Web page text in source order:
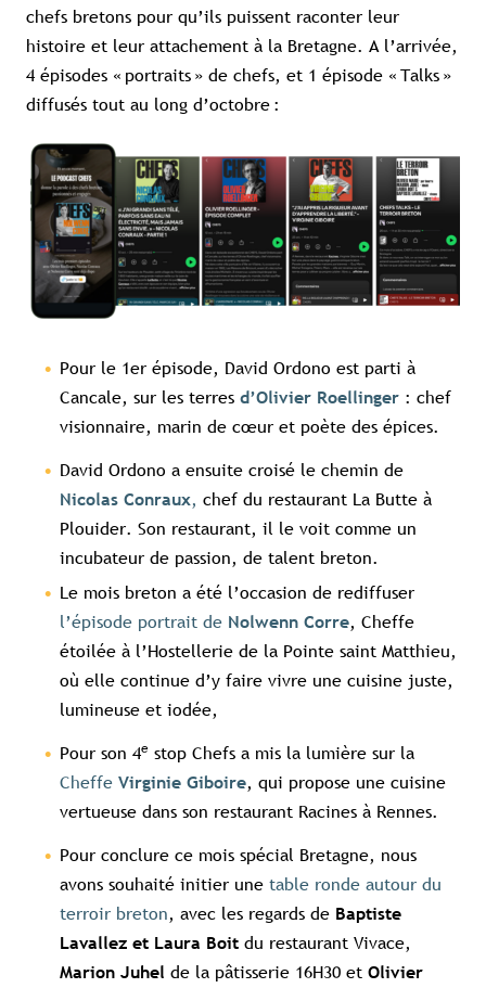
chefs bretons pour qu’ils puissent raconter leur
histoire et leur attachement à la Bretagne. A l’arrivée,
4 épisodes « portraits » de chefs, et 1 épisode « Talks »
diffusés tout au long d’octobre :
Pour le 1er épisode, David Ordono est parti à
Cancale, sur les terres d’Olivier Roellinger : chef
visionnaire, marin de cœur et poète des épices.
David Ordono a ensuite croisé le chemin de
Nicolas Conraux, chef du restaurant La Butte à
Plouider. Son restaurant, il le voit comme un
incubateur de passion, de talent breton.
Le mois breton a été l’occasion de rediffuser
l’épisode portrait de Nolwenn Corre, Cheffe
étoilée à l’Hostellerie de la Pointe saint Matthieu,
où elle continue d’y faire vivre une cuisine juste,
lumineuse et iodée,
Pour son 4e stop Chefs a mis la lumière sur la
Cheffe Virginie Giboire, qui propose une cuisine
vertueuse dans son restaurant Racines à Rennes.
Pour conclure ce mois spécial Bretagne, nous
avons souhaité initier une table ronde autour du
terroir breton, avec les regards de Baptiste
Lavallez et Laura Boit du restaurant Vivace,
Marion Juhel de la pâtisserie 16H30 et Olivier